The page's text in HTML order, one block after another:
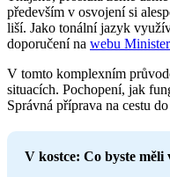
především v osvojení si
liší. Jako tonální jazyk
doporučení na webu
V tomto komplexním
situacích. Pochopení, jak
Správná příprava na cestu
V kostce: Co byste měli